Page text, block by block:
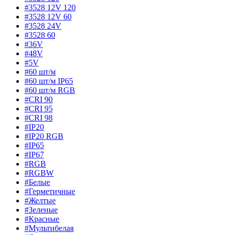
#3528 12V 120
#3528 12V 60
#3528 24V
#3528 60
#36V
#48V
#5V
#60 шт/м
#60 шт/м IP65
#60 шт/м RGB
#CRI 90
#CRI 95
#CRI 98
#IP20
#IP20 RGB
#IP65
#IP67
#RGB
#RGBW
#Белые
#Герметичные
#Желтые
#Зеленые
#Красные
#Мультибелая